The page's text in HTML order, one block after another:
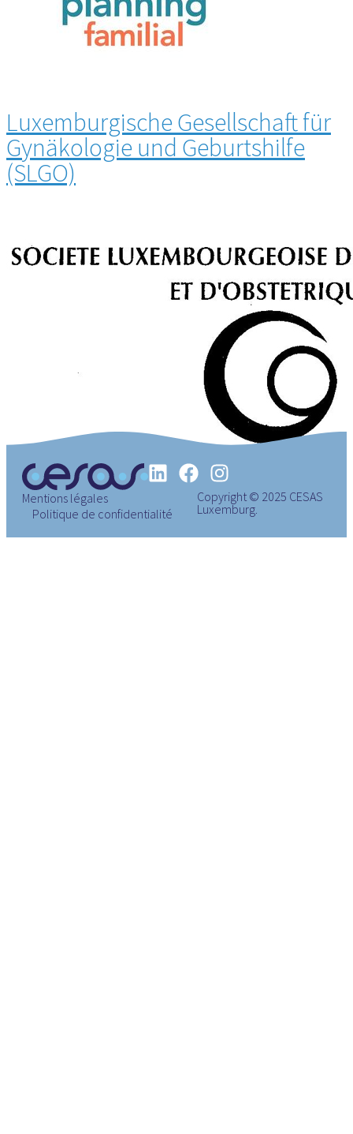
Luxemburgische Gesellschaft für
Gynäkologie und Geburtshilfe
(SLGO)
Copyright © 2025 CESAS
Luxemburg.
Mentions légales
Politique de confidentialité